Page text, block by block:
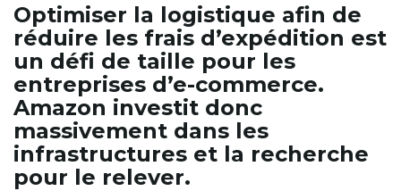
Optimiser la logistique afin de
réduire les frais d’expédition est
un défi de taille pour les
entreprises d’e-commerce.
Amazon investit donc
massivement dans les
infrastructures et la recherche
pour le relever.